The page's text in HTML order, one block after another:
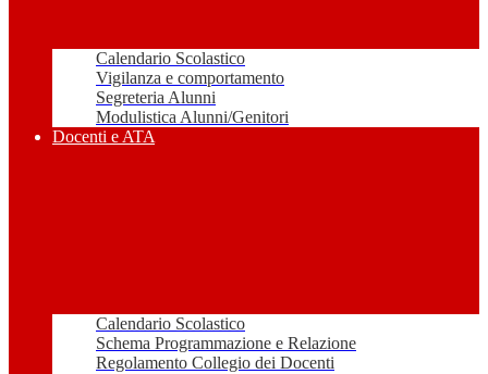
Calendario Scolastico
Vigilanza e comportamento
Segreteria Alunni
Modulistica Alunni/Genitori
Docenti e ATA
Calendario Scolastico
Schema Programmazione e Relazione
Regolamento Collegio dei Docenti